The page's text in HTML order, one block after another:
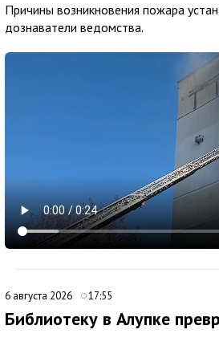
Причины возникновения пожара
дознаватели ведомства.
6 августа 2026 17:55
Библиотеку в Алупке